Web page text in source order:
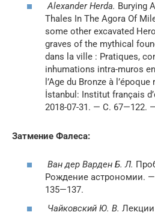
Alexander Herda. Burying
Thales In The Agora Of
some other excavated
graves of the mythical
dans la ville : Pratiques,
inhumations intra-muros
l’Age du Bronze à
İstanbul: Institut français
2018-07-31. — С. 67—122.
Затмение Фалеса:
Ван дер Варден Б. Л.
Рождение астрономии.
135—137.
Чайковский Ю. В.